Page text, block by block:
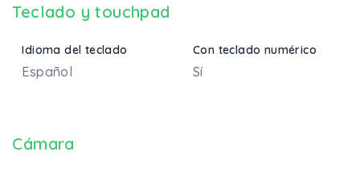
Teclado y touchpad
Idioma del teclado
Español
Con teclado numérico
Sí
Cámara